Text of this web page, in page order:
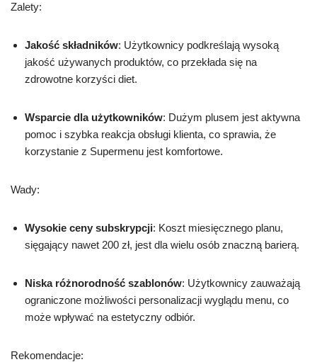
Zalety:
Jakość składników: Użytkownicy podkreślają wysoką
jakość używanych produktów, co przekłada się na
zdrowotne korzyści diet.
Wsparcie dla użytkowników: Dużym plusem jest aktywna
pomoc i szybka reakcja obsługi klienta, co sprawia, że
korzystanie z Supermenu jest komfortowe.
Wady:
Wysokie ceny subskrypcji: Koszt miesięcznego planu,
sięgający nawet 200 zł, jest dla wielu osób znaczną barierą.
Niska różnorodność szablonów: Użytkownicy zauważają
ograniczone możliwości personalizacji wyglądu menu, co
może wpływać na estetyczny odbiór.
Rekomendacje: